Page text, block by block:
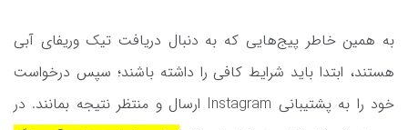
به همین خاطر پیج‌هایی که به دنبال دریافت تیک وریفای آبی
هستند، ابتدا باید شرایط کافی را داشته باشند؛ سپس درخواست
خود را به پشتیبانی Instagram ارسال و منتظر نتیجه بمانند. در